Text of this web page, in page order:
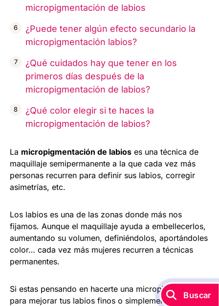
micropigmentación de labios
¿Puede tener algún efecto secundario la
micropigmentación labios?
¿Qué cuidados hay que tener en los
primeros días después de la
micropigmentación de labios?
¿Qué color elegir si te haces la
micropigmentación de labios?
La micropigmentación de labios es una técnica de
maquillaje semipermanente a la que cada vez más
personas recurren para definir sus labios, corregir
asimetrías, etc.
Los labios es una de las zonas donde más nos
fijamos. Aunque el maquillaje ayuda a embellecerlos,
aumentando su volumen, definiéndolos, aportándoles
color… cada vez más mujeres recurren a técnicas
permanentes.
Si estas pensando en hacerte una micropigmentación
para mejorar tus labios finos o simplemente para
Buscar